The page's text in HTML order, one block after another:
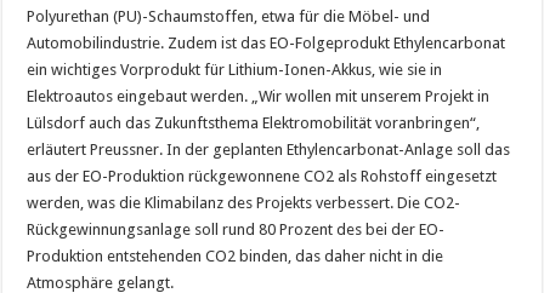
Polyurethan (PU)-Schaumstoffen, etwa für die Möbel- und
Automobilindustrie. Zudem ist das EO-Folgeprodukt Ethylencarbonat
ein wichtiges Vorprodukt für Lithium-Ionen-Akkus, wie sie in
Elektroautos eingebaut werden. „Wir wollen mit unserem Projekt in
Lülsdorf auch das Zukunftsthema Elektromobilität voranbringen“,
erläutert Preussner. In der geplanten Ethylencarbonat-Anlage soll das
aus der EO-Produktion rückgewonnene CO2 als Rohstoff eingesetzt
werden, was die Klimabilanz des Projekts verbessert. Die CO2-
Rückgewinnungsanlage soll rund 80 Prozent des bei der EO-
Produktion entstehenden CO2 binden, das daher nicht in die
Atmosphäre gelangt.